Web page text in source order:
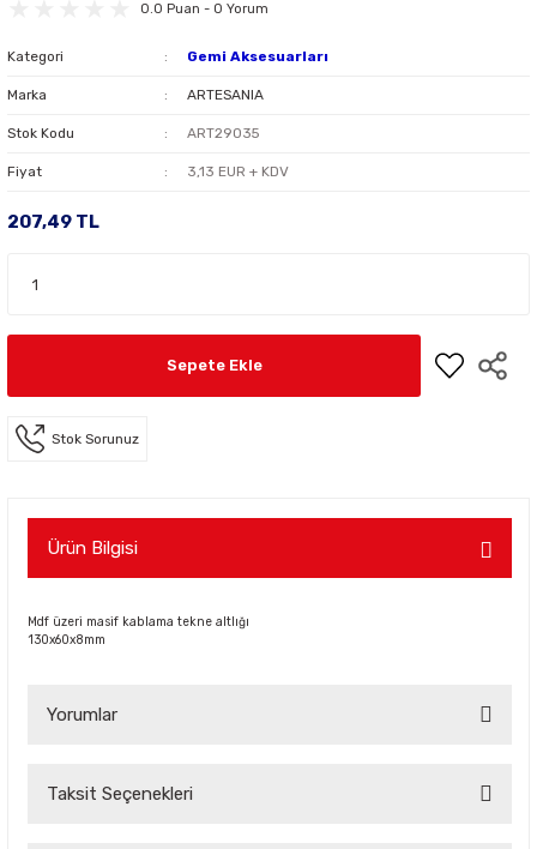
0.0 Puan - 0 Yorum
Kategori Gemi Aksesuarları
Marka ARTESANIA
Stok Kodu ART29035
Fiyat 3,13 EUR + KDV
207,49 TL
Sepete Ekle
Stok Sorunuz
Ürün Bilgisi
Mdf üzeri masif kablama tekne altlığı
130x60x8mm
Yorumlar
Taksit Seçenekleri